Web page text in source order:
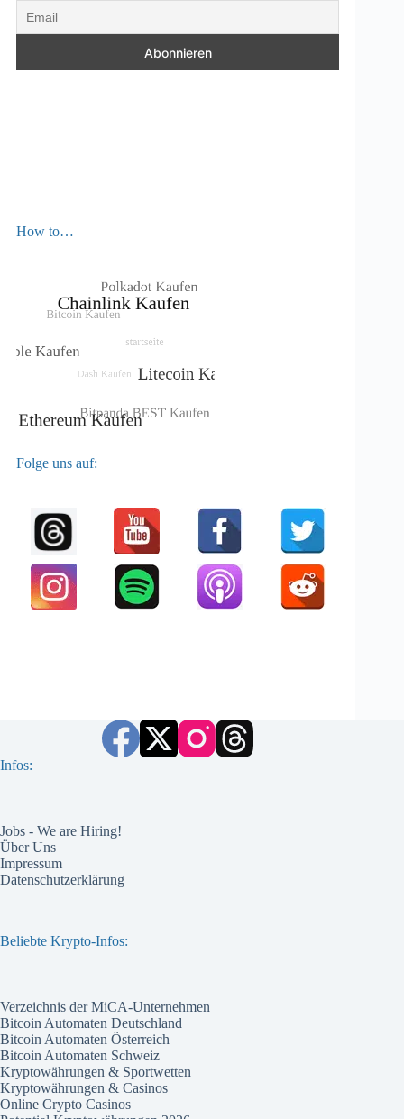
How to…
Folge uns auf:
Infos:
Jobs - We are Hiring!
Über Uns
Impressum
Datenschutzerklärung
Beliebte Krypto-Infos:
Verzeichnis der MiCA-Unternehmen
Bitcoin Automaten Deutschland
Bitcoin Automaten Österreich
Bitcoin Automaten Schweiz
Kryptowährungen & Sportwetten
Kryptowährungen & Casinos
Online Crypto Casinos